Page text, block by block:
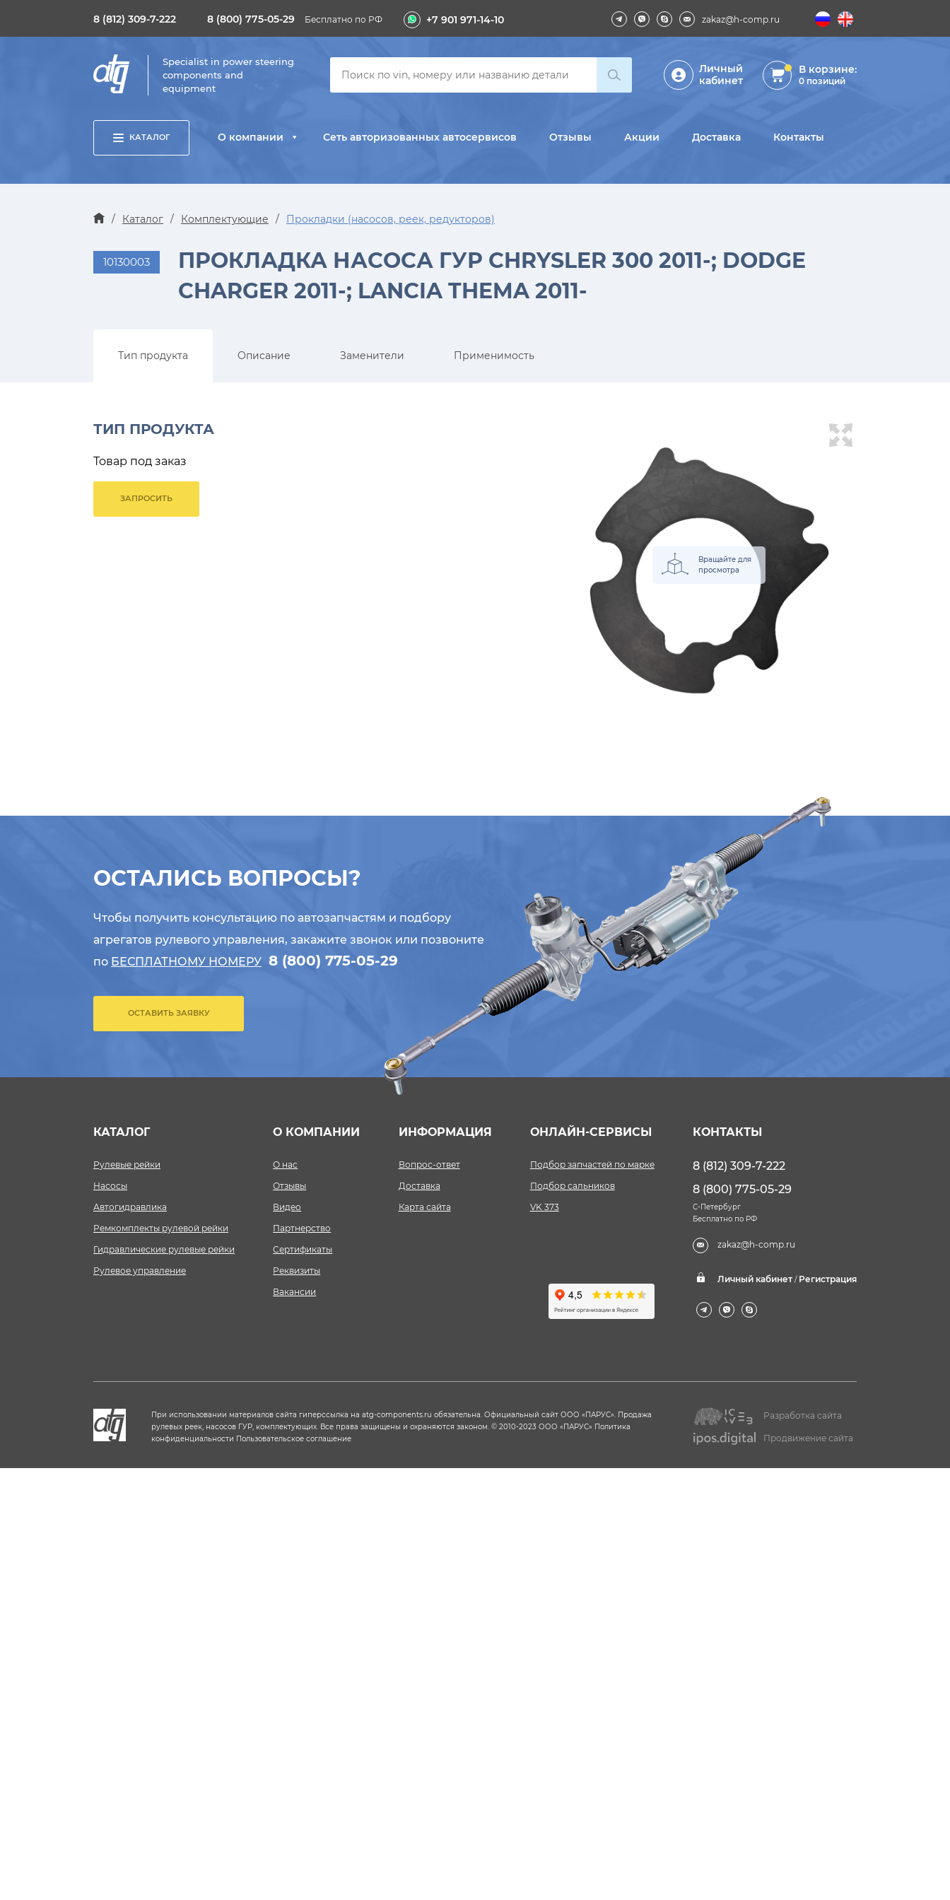
8 (812) 309-7-222 8 (800) 775-05-29 Бесплатно по РФ +7 901 971-14-10 zakaz@h-comp.ru
Specialist in power steering
components and
equipment
Личный
кабинет
В корзине:
0 позиций
КАТАЛОГ О компании Сеть авторизованных автосервисов Отзывы Акции Доставка Контакты
/ Каталог / Комплектующие / Прокладки (насосов, реек, редукторов)
10130003
ПРОКЛАДКА НАСОСА ГУР CHRYSLER 300 2011-; DODGE
CHARGER 2011-; LANCIA THEMA 2011-
Тип продукта Описание Заменители Применимость
ТИП ПРОДУКТА
Товар под заказ
ЗАПРОСИТЬ
Вращайте для
просмотра
ОСТАЛИСЬ ВОПРОСЫ?
Чтобы получить консультацию по автозапчастям и подбору
агрегатов рулевого управления, закажите звонок или позвоните
по БЕСПЛАТНОМУ НОМЕРУ 8 (800) 775-05-29
ОСТАВИТЬ ЗАЯВКУ
КАТАЛОГ
Рулевые рейки
Насосы
Автогидравлика
Ремкомплекты рулевой рейки
Гидравлические рулевые рейки
Рулевое управление
О КОМПАНИИ
О нас
Отзывы
Видео
Партнерство
Сертификаты
Реквизиты
Вакансии
ИНФОРМАЦИЯ
Вопрос-ответ
Доставка
Карта сайта
ОНЛАЙН-СЕРВИСЫ
Подбор запчастей по марке
Подбор сальников
VK 373
КОНТАКТЫ
8 (812) 309-7-222
8 (800) 775-05-29
С-Петербург
Бесплатно по РФ
zakaz@h-comp.ru
Личный кабинет / Регистрация
При использовании материалов сайта гиперссылка на atg-components.ru обязательна. Официальный сайт ООО «ПАРУС». Продажа
рулевых реек, насосов ГУР, комплектующих. Все права защищены и охраняются законом. © 2010-2023 ООО «ПАРУС» Политика
конфиденциальности Пользовательское соглашение
Разработка сайта
Продвижение сайта